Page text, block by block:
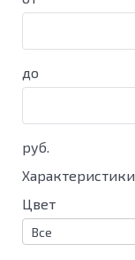
до
руб.
Характеристики
Цвет